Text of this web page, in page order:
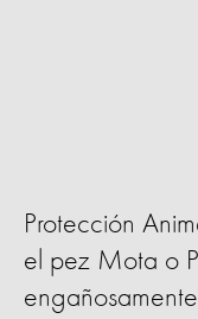
Protección
el pez Mota o